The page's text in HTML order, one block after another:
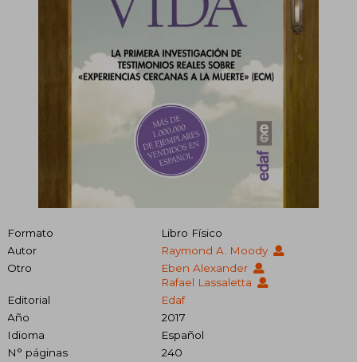
Formato
Libro Físico
Autor
Raymond A. Moody
Otro
Eben Alexander
Rafael Lassaletta
Editorial
Edaf
Año
2017
Idioma
Español
N° páginas
240